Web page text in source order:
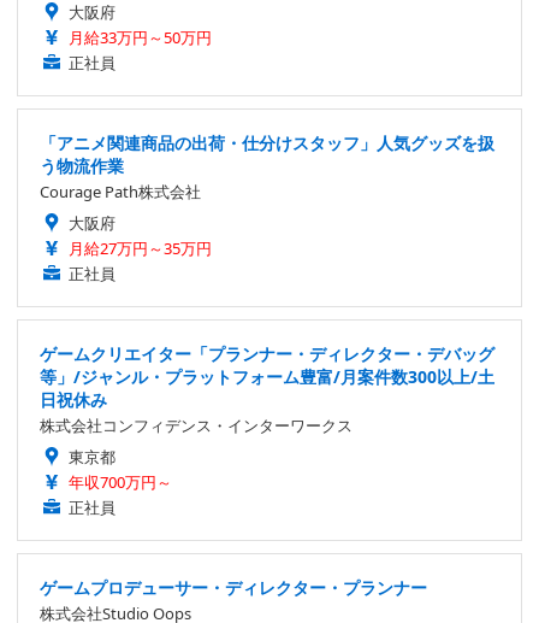
大阪府
月給33万円～50万円
正社員
「アニメ関連商品の出荷・仕分けスタッフ」人気グッズを扱
う物流作業
Courage Path株式会社
大阪府
月給27万円～35万円
正社員
ゲームクリエイター「プランナー・ディレクター・デバッグ
等」/ジャンル・プラットフォーム豊富/月案件数300以上/土
日祝休み
株式会社コンフィデンス・インターワークス
東京都
年収700万円～
正社員
ゲームプロデューサー・ディレクター・プランナー
株式会社Studio Oops